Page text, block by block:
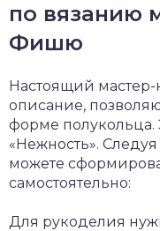
по вязанию
Фишю
Настоящий мастер-
описание,
форме полукольца.
«Нежность».
можете
самостоятельно:
Для рукоделия